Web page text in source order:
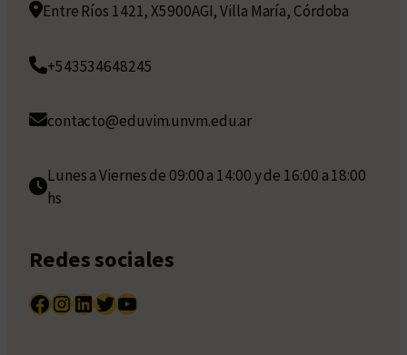
Entre Ríos 1421, X5900AGI, Villa María, Córdoba
+543534648245
contacto@eduvim.unvm.edu.ar
Lunes a Viernes de 09:00 a 14:00 y de 16:00 a 18:00
hs
Redes sociales
Facebook InstagramLinkedIn Twitter YouTube